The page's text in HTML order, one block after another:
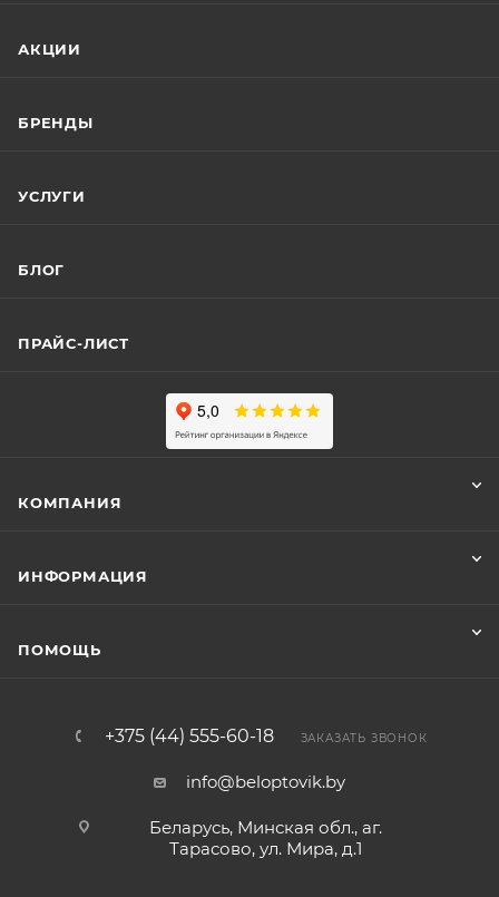
АКЦИИ
БРЕНДЫ
УСЛУГИ
БЛОГ
ПРАЙС-ЛИСТ
КОМПАНИЯ
ИНФОРМАЦИЯ
ПОМОЩЬ
+375 (44) 555-60-18 ЗАКАЗАТЬ ЗВОНОК
info@beloptovik.by
Беларусь, Минская обл., аг.
Тарасово, ул. Мира, д.1